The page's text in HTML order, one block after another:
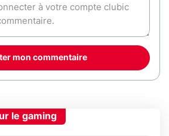
mon commentaire
le gaming